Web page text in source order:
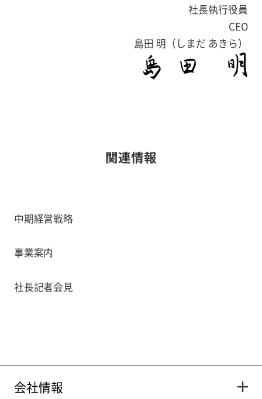
社長執行役員
CEO
島田 明（しまだ あきら）
関連情報
中期経営戦略
事業案内
社長記者会見
会社情報